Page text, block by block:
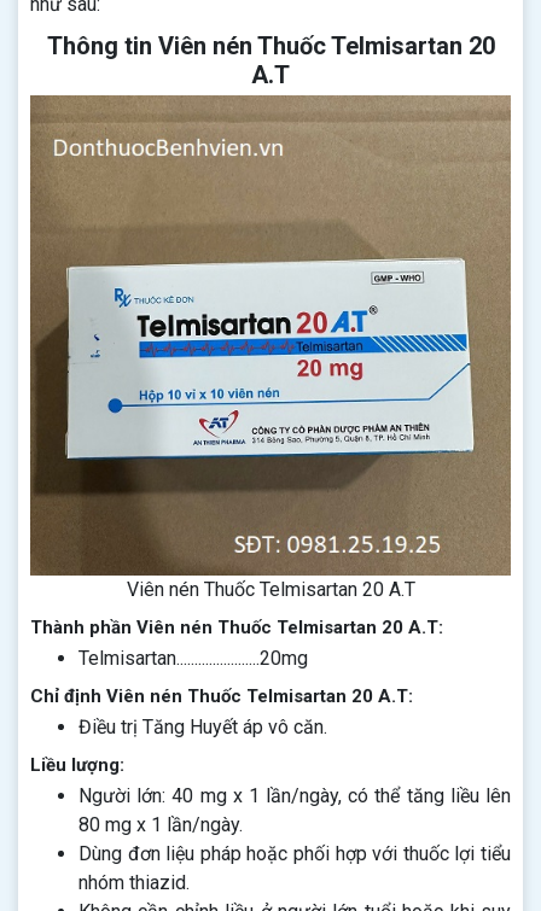
Thông tin Viên nén Thuốc Telmisartan 20
A.T
Viên nén Thuốc Telmisartan 20 A.T
Thành phần Viên nén Thuốc Telmisartan 20 A.T:
Telmisartan.......................20mg
Chỉ định Viên nén Thuốc Telmisartan 20 A.T:
Điều trị Tăng Huyết áp vô căn.
Liều lượng:
Người lớn: 40 mg x 1 lần/ngày, có thể tăng liều lên
80 mg x 1 lần/ngày.
Dùng đơn liệu pháp hoặc phối hợp với thuốc lợi tiểu
nhóm thiazid.